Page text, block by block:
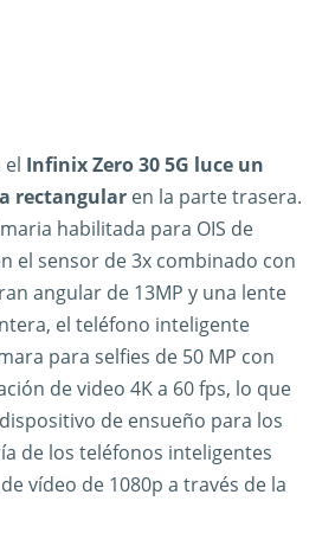
el Infinix Zero 30 5G luce un
rectangular en la parte trasera.
habilitada para OIS de
el sensor de 3x combinado con
angular de 13MP y una lente
el teléfono inteligente
para selfies de 50 MP con
de video 4K a 60 fps, lo que
de ensueño para los
de los teléfonos inteligentes
vídeo de 1080p a través de la